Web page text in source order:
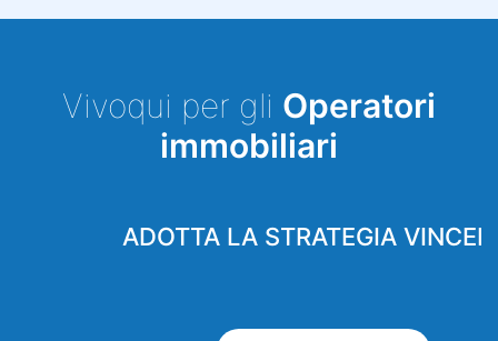
Vivoqui per gli Operatori
immobiliari
ADOTTA LA STRATEGIA VINCENTE